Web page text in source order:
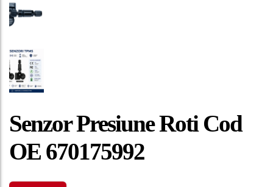
Senzor Presiune Roti Cod
OE 670175992